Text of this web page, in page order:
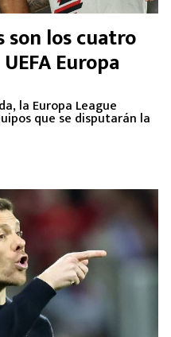
son los cuatro
Europa
la Europa League
que se disputarán la